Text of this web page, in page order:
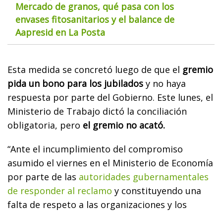
Mercado de granos, qué pasa con los
envases fitosanitarios y el balance de
Aapresid en La Posta
Esta medida se concretó luego de que el gremio
pida un bono para los jubilados y no haya
respuesta por parte del Gobierno. Este lunes, el
Ministerio de Trabajo dictó la conciliación
obligatoria, pero el gremio no acató.
“Ante el incumplimiento del compromiso
asumido el viernes en el Ministerio de Economía
por parte de las autoridades gubernamentales
de responder al reclamo y constituyendo una
falta de respeto a las organizaciones y los